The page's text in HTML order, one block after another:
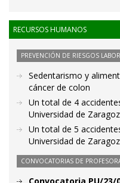
RECURSOS HUMANOS
PREVENCIÓN DE RIESGOS
Sedentarismo y
cáncer de colon
Un total de 4
Universidad de
Un total de 5
Universidad de
CONVOCATORIAS DE